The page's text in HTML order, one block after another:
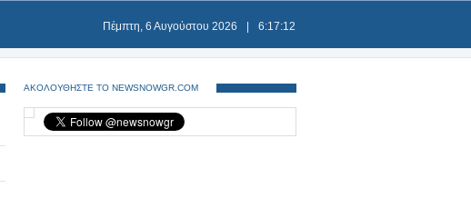
Πέμπτη, 6 Αυγούστου 2026 6:17:12
ΑΚΟΛΟΥΘΗΣΤΕ ΤΟ NEWSNOWGR.COM